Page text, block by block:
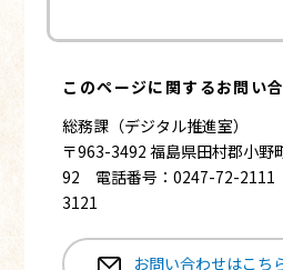
このページに関するお問い
総務課（デジタル推進室）
〒963-3492 福島県田村郡小野
92 電話番号：0247-72-2111
3121
お問い合わせはこち